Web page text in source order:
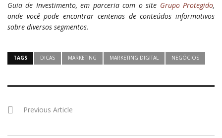
Guia de Investimento, em parceria com o site Grupo Protegido,
onde você pode encontrar centenas de conteúdos informativos
sobre diversos segmentos.
TAGS DICAS MARKETING MARKETING DIGITAL NEGÓCIOS
Previous Article